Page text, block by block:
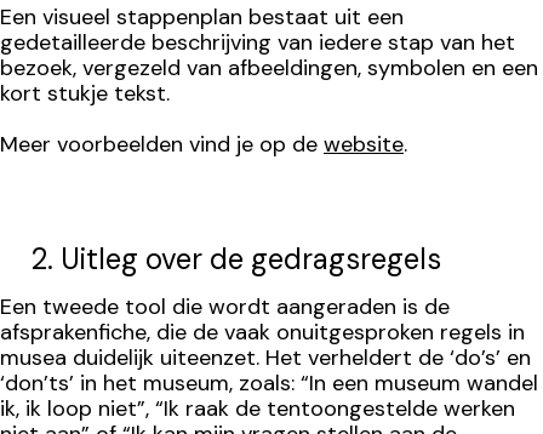
Een visueel stappenplan bestaat uit een
gedetailleerde beschrijving van iedere stap van het
bezoek, vergezeld van afbeeldingen, symbolen en een
kort stukje tekst.
Meer voorbeelden vind je op de website.
2. Uitleg over de gedragsregels
Een tweede tool die wordt aangeraden is de
afsprakenfiche, die de vaak onuitgesproken regels in
musea duidelijk uiteenzet. Het verheldert de ‘do’s’ en
‘don’ts’ in het museum, zoals: “In een museum wandel
ik, ik loop niet”, “Ik raak de tentoongestelde werken